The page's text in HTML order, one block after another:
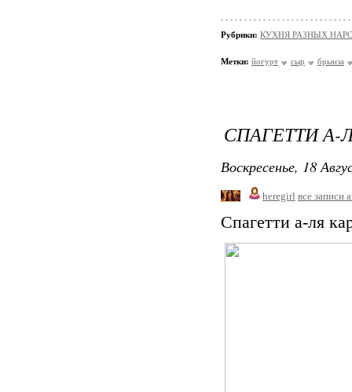
Рубрики: КУХНЯ РАЗНЫХ
Метки: йогурт сыр брынза
СПАГЕТТИ А-
Воскресенье, 18
heregirl все записи
Спагетти а-ля